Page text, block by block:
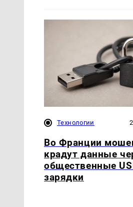
Технологии
Во Франции
крадут данные
общественные
зарядки